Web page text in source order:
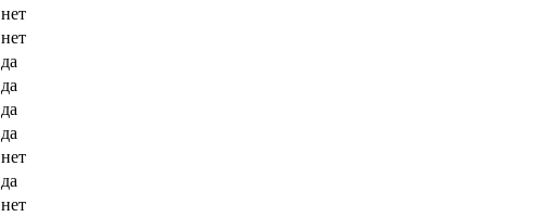
нет
нет
да
да
да
да
нет
да
нет